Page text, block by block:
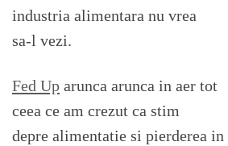
industria alimentara nu vrea
sa-l vezi.
Fed Up arunca arunca in aer tot
ceea ce am crezut ca stim
depre alimentatie si pierderea in